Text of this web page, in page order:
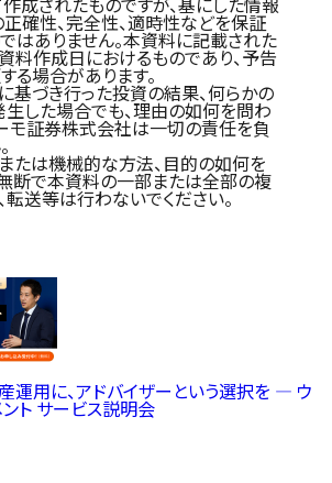
確性、完全性、適時性などを保証
はありません。本資料に記載された
料作成日におけるものであり、予告
る場合があります。
基づき行った投資の結果、何らかの
した場合でも、理由の如何を問わ
モ証券株式会社は一切の責任を負
たは機械的な方法、目的の如何を
断で本資料の一部または全部の複
転送等は行わないでください。
運用に、アドバイザーという選択を ― ウ
ト サービス説明会